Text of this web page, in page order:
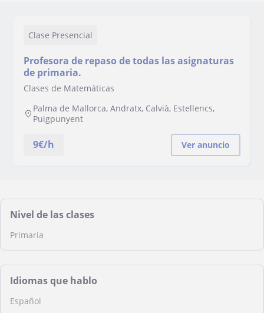
Clase Presencial
Profesora de repaso de todas las asignaturas
de primaria.
Clases de Matemáticas
Palma de Mallorca, Andratx, Calvià, Estellencs,
Puigpunyent
9€/h Ver anuncio
Nivel de las clases
Primaria
Idiomas que hablo
Español